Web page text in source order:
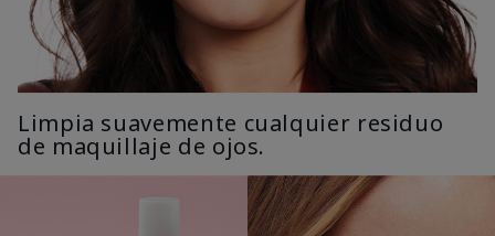
Limpia suavemente cualquier residuo
de maquillaje de ojos.